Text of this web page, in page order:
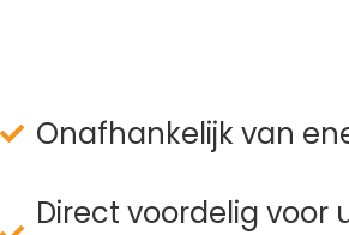
Onafhankelijk van
Direct voordelig voor